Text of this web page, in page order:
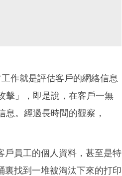
作就是評估客戶的網絡信息
擊」，即是說，在客戶一無
。經過長時間的觀察，
員工的個人資料，甚至是特
找到一堆被淘汰下來的打印